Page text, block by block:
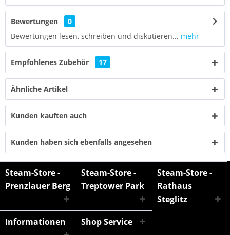
Bewertungen
0
Bewertungen lesen, schreiben und diskutieren... mehr
Empfohlenes Zubehör 17
Ähnliche Artikel
Kunden kauften auch
Kunden haben sich ebenfalls angesehen
Steam-Store -
Prenzlauer Berg
Steam-Store -
Treptower Park
Steam-Store -
Rathaus
Steglitz
Informationen
Shop Service